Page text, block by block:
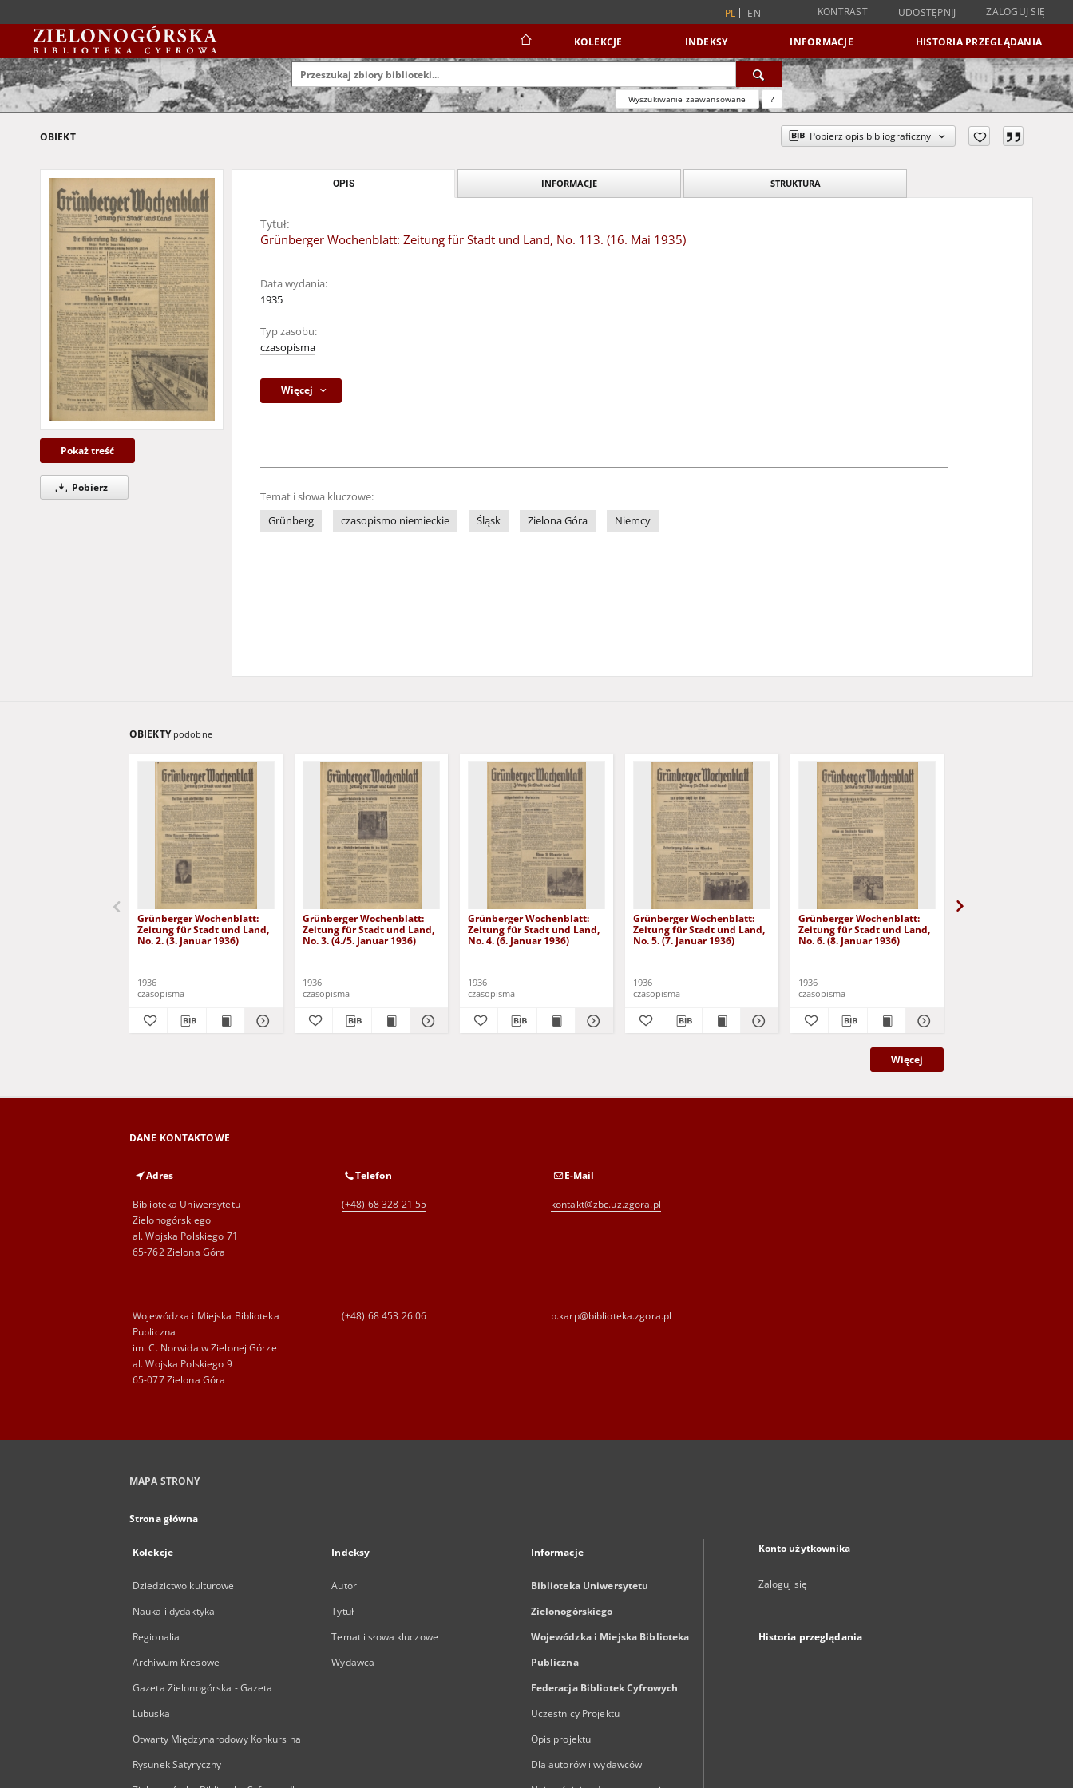
PL EN KONTRAST UDOSTĘPNIJ ZALOGUJ SIĘ
KOLEKCJE INDEKSY INFORMACJE HISTORIA PRZEGLĄDANIA
Wyszukiwanie zaawansowane ?
OBIEKT Pobierz opis bibliograficzny
Pokaż treść
Pobierz
OPIS INFORMACJE STRUKTURA
Tytuł:
Grünberger Wochenblatt: Zeitung für Stadt und Land, No. 113. (16. Mai 1935)
Data wydania:
1935
Typ zasobu:
czasopisma
Więcej
Temat i słowa kluczowe:
Grünberg
czasopismo niemieckie Śląsk Zielona Góra Niemcy
OBIEKTY podobne
Grünberger Wochenblatt:
Zeitung für Stadt und Land,
No. 2. (3. Januar 1936)
1936
czasopisma
Grünberger Wochenblatt:
Zeitung für Stadt und Land,
No. 3. (4./5. Januar 1936)
1936
czasopisma
Grünberger Wochenblatt:
Zeitung für Stadt und Land,
No. 4. (6. Januar 1936)
1936
czasopisma
Grünberger Wochenblatt:
Zeitung für Stadt und Land,
No. 5. (7. Januar 1936)
1936
czasopisma
Grünberger Wochenblatt:
Zeitung für Stadt und Land,
No. 6. (8. Januar 1936)
1936
czasopisma
Więcej
DANE KONTAKTOWE
Adres
Biblioteka Uniwersytetu
Zielonogórskiego
al. Wojska Polskiego 71
65-762 Zielona Góra
Telefon
(+48) 68 328 21 55
E-Mail
kontakt@zbc.uz.zgora.pl
Wojewódzka i Miejska Biblioteka
Publiczna
im. C. Norwida w Zielonej Górze
al. Wojska Polskiego 9
65-077 Zielona Góra
(+48) 68 453 26 06 p.karp@biblioteka.zgora.pl
MAPA STRONY
Strona główna
Kolekcje
Dziedzictwo kulturowe
Nauka i dydaktyka
Regionalia
Archiwum Kresowe
Gazeta Zielonogórska - Gazeta
Lubuska
Otwarty Międzynarodowy Konkurs na
Rysunek Satyryczny
Indeksy
Autor
Tytuł
Temat i słowa kluczowe
Wydawca
Informacje
Biblioteka Uniwersytetu
Zielonogórskiego
Wojewódzka i Miejska Biblioteka
Publiczna
Federacja Bibliotek Cyfrowych
Uczestnicy Projektu
Opis projektu
Dla autorów i wydawców
Konto użytkownika
Zaloguj się
Historia przeglądania